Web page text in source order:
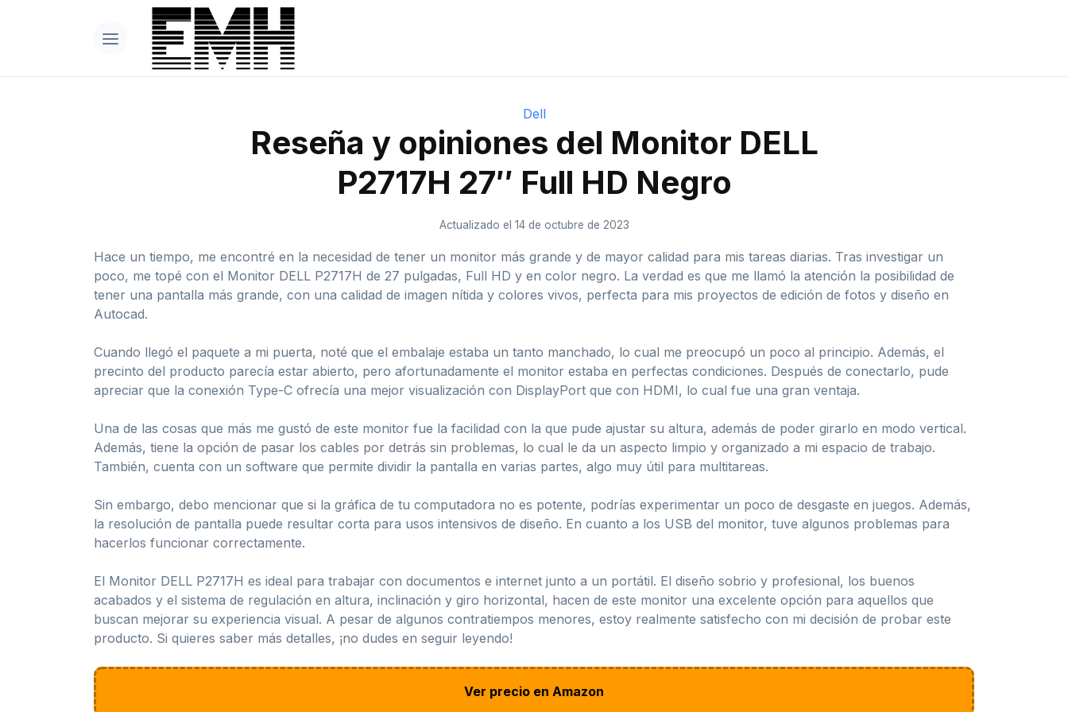
Dell
Reseña y opiniones del Monitor DELL
P2717H 27″ Full HD Negro
Actualizado el 14 de octubre de 2023
Hace un tiempo, me encontré en la necesidad de tener un monitor más grande y de mayor calidad para mis tareas diarias. Tras investigar un
poco, me topé con el Monitor DELL P2717H de 27 pulgadas, Full HD y en color negro. La verdad es que me llamó la atención la posibilidad de
tener una pantalla más grande, con una calidad de imagen nítida y colores vivos, perfecta para mis proyectos de edición de fotos y diseño en
Autocad.
Cuando llegó el paquete a mi puerta, noté que el embalaje estaba un tanto manchado, lo cual me preocupó un poco al principio. Además, el
precinto del producto parecía estar abierto, pero afortunadamente el monitor estaba en perfectas condiciones. Después de conectarlo, pude
apreciar que la conexión Type-C ofrecía una mejor visualización con DisplayPort que con HDMI, lo cual fue una gran ventaja.
Una de las cosas que más me gustó de este monitor fue la facilidad con la que pude ajustar su altura, además de poder girarlo en modo vertical.
Además, tiene la opción de pasar los cables por detrás sin problemas, lo cual le da un aspecto limpio y organizado a mi espacio de trabajo.
También, cuenta con un software que permite dividir la pantalla en varias partes, algo muy útil para multitareas.
Sin embargo, debo mencionar que si la gráfica de tu computadora no es potente, podrías experimentar un poco de desgaste en juegos. Además,
la resolución de pantalla puede resultar corta para usos intensivos de diseño. En cuanto a los USB del monitor, tuve algunos problemas para
hacerlos funcionar correctamente.
El Monitor DELL P2717H es ideal para trabajar con documentos e internet junto a un portátil. El diseño sobrio y profesional, los buenos
acabados y el sistema de regulación en altura, inclinación y giro horizontal, hacen de este monitor una excelente opción para aquellos que
buscan mejorar su experiencia visual. A pesar de algunos contratiempos menores, estoy realmente satisfecho con mi decisión de probar este
producto. Si quieres saber más detalles, ¡no dudes en seguir leyendo!
Ver precio en Amazon